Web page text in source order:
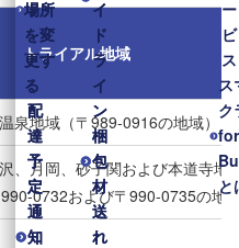
場所
を変
更す
る
配
達
予
定
通
知
イ
ド
ラ
イ
ン
梱
包
材
送
れ
場所
を変
更す
る
配
達
予
定
通
知
イ
ド
ラ
イ
ン
梱
包
材
送
れ
ー
ビ
ス
ス
ク
for
と
トライアル地域
泉地域（〒989-0916の地域）
、月岡、砂子関および本道寺地
0732および〒990-0735の地